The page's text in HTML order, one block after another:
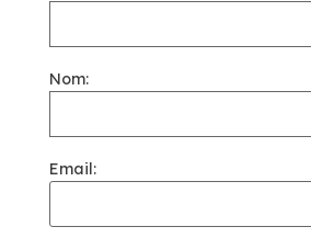
Nom:
Email: